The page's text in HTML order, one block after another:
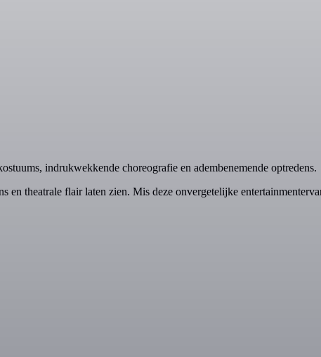
indrukwekkende choreografie en adembenemende optredens.
theatrale flair laten zien. Mis deze onvergetelijke